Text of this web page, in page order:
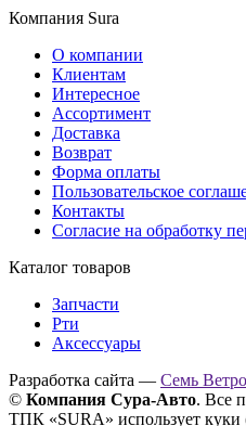
Компания Sura
О компании
Клиентам
Интересное
Ассортимент
Доставка
Возврат
Форма оплаты
Пользовательское
Контакты
Согласие на обработку
Каталог товаров
Запчасти
Рти
Аксессуары
Разработка сайта — Семь
© Компания Сура-Авто. Все
ТПК «SURA» использует куки